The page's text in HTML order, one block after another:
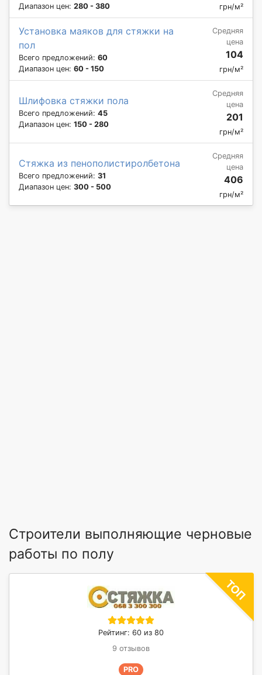
Диапазон цен: 280 - 380 грн/м²
Установка маяков для стяжки на
пол
Всего предложений: 60
Диапазон цен: 60 - 150
Средняя
цена
104
грн/м²
Шлифовка стяжки пола
Всего предложений: 45
Диапазон цен: 150 - 280
Средняя
цена
201
грн/м²
Стяжка из пенополистиролбетона
Всего предложений: 31
Диапазон цен: 300 - 500
Средняя
цена
406
грн/м²
Строители выполняющие черновые
работы по полу
Рейтинг: 60 из 80
9 отзывов
PRO